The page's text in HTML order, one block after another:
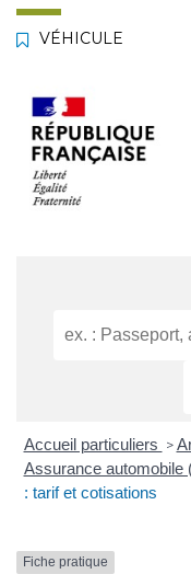
VÉHICULE
Accueil particuliers >
Assurance automobile
: tarif et cotisations
Fiche pratique